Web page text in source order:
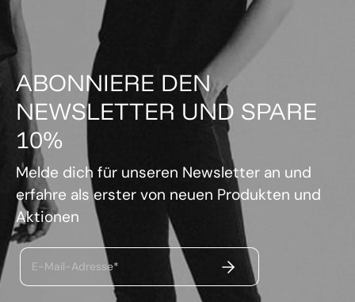
ABONNIERE DEN
NEWSLETTER UND SPARE
10%
Melde dich für unseren Newsletter an und
erfahre als erster von neuen Produkten und
Aktionen
E-Mail-Adresse* ABSENDEN